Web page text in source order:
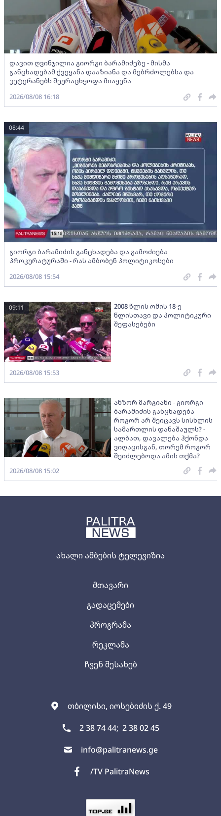
ახალი ამბების ტელევიზია
თბილისი, იოსებიძის ქ. 49
2 38 74 44; 2 38 02 45
info@palitranews.ge
/TV PalitraNews
მთავარი
გადაცემები
პროგრამა
რეკლამა
ჩვენ შესახებ
დავით ღვინჯილია გიორგი ბარამიძეზე - მისმა
განცხადებამ ქვეყანა დააზიანა და მებრძოლებსა და
ვეტერანებს შეურაცხყოფა მიაყენა
2026/08/08 16:18
გიორგი ბარამიძის განცხადება და გამოძიება
პროკურატურაში - რას ამბობენ პოლიტიკოსები
08:44
2026/08/08 15:54
2008 წლის ომის 18-ე
წლისთავი და პოლიტიკური
შეფასებები
09:11
2026/08/08 15:53
ანზორ მარგიანი - გიორგი
ბარამიძის განცხადება
როგორ არ შეიცავს სისხლის
სამართლის დანაშაულს? -
ალბათ, დავალება ჰქონდა
ვიღაცისგან, თორემ როგორ
შეიძლებოდა ამის თქმა?
2026/08/08 15:02